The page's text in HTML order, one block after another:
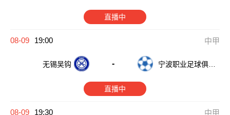
直播中
08-09 19:00 中甲
无锡吴钩 -
宁波职业足球俱乐
直播中
08-09 19:30 中甲